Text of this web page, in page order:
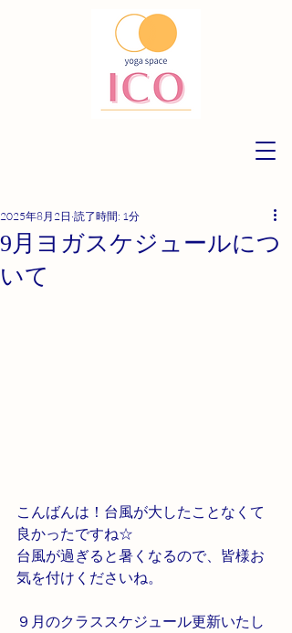
9月ヨガスケジュールにつ
いて
2025年8月2日 読了時間: 1分
こんばんは！台風が大したことなくて
良かったですね☆
台風が過ぎると暑くなるので、皆様お
気を付けくださいね。
９月のクラススケジュール更新いたし